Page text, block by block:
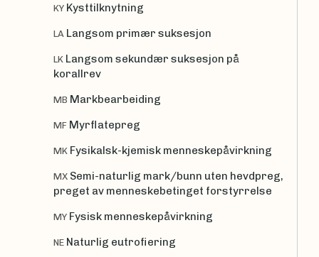
KY Kysttilknytning
LA Langsom primær suksesjon
LK Langsom sekundær suksesjon på
korallrev
MB Markbearbeiding
MF Myrflatepreg
MK Fysikalsk-kjemisk menneskepåvirkning
MX Semi-naturlig mark/bunn uten hevdpreg,
preget av menneskebetinget forstyrrelse
MY Fysisk menneskepåvirkning
NE Naturlig eutrofiering